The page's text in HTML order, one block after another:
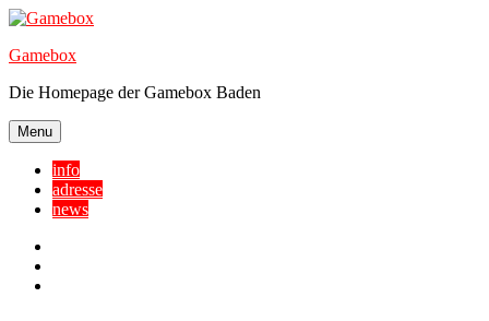
Skip
content
Gamebox
Die Homepage der Gamebox Baden
Menu
info
adresse
news